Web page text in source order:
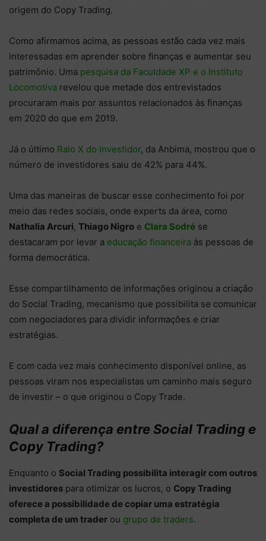
origem do Copy Trading.
Como afirmamos acima, as pessoas estão cada vez mais
interessadas em aprender sobre finanças e aumentar seu
patrimônio. Uma pesquisa da Faculdade XP e o Instituto
Locomotiva revelou que metade dos entrevistados
procuraram mais por assuntos relacionados às finanças
em 2020 do que em 2019.
Já o último Raio X do investidor, da Anbima, mostrou que o
número de investidores saiu de 42% para 44%.
Uma das maneiras de buscar esse conhecimento foi por
meio das redes sociais, onde experts da área, como
Nathalia Arcuri, Thiago Nigro e Clara Sodré se
destacaram por levar a educação financeira às pessoas de
forma democrática.
Esse compartilhamento de informações originou a criação
do Social Trading, mecanismo que possibilita se comunicar
com negociadores para dividir informações e criar
estratégias.
E com cada vez mais conhecimento disponível online, as
pessoas viram nos especialistas um caminho mais seguro
de investir – o que originou o Copy Trade.
Qual a diferença entre Social Trading e
Copy Trading?
Enquanto o Social Trading possibilita interagir com outros
investidores para otimizar os lucros, o Copy Trading
oferece a possibilidade de copiar uma estratégia
completa de um trader ou grupo de traders.